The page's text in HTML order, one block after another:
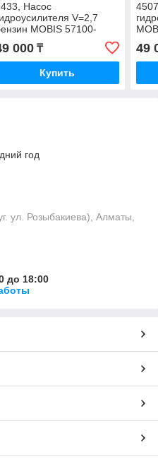
Насос
V=2,7
MOBIS 57100-
000₸
Купить
49
год
ул. Розыбакиева), Алматы,
до 18:00